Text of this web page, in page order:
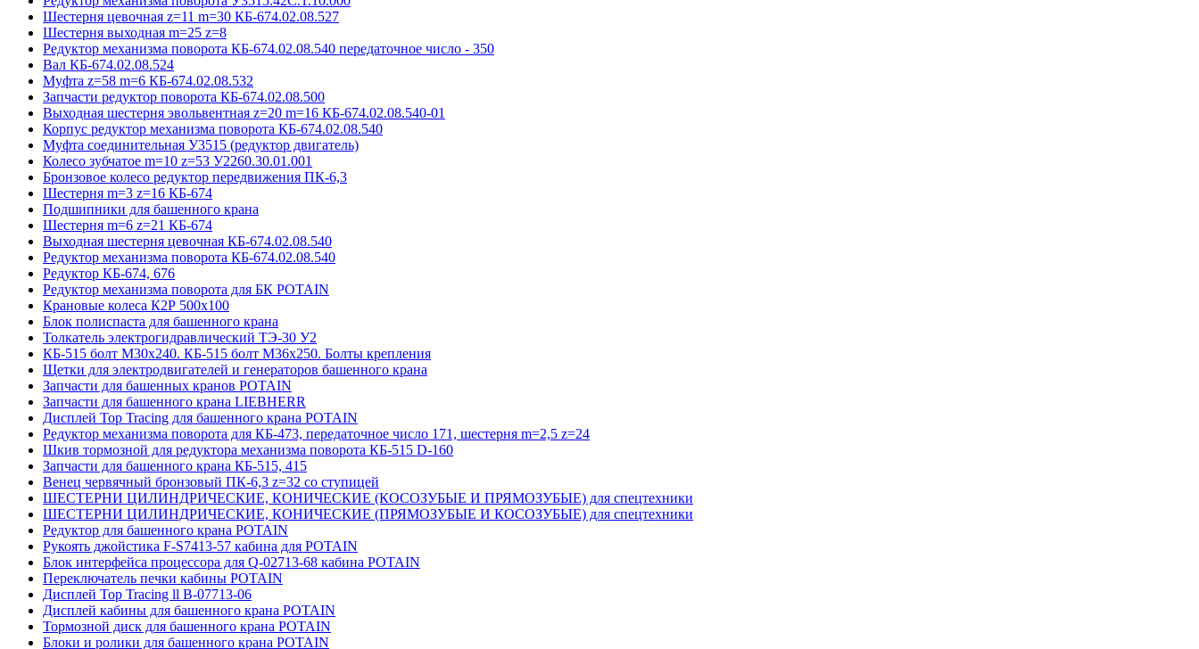
Шестерня цевочная z=11 m=30 КБ-674.02.08.527
Шестерня выходная m=25 z=8
Редуктор механизма поворота КБ-674.02.08.540 передаточное число - 350
Вал КБ-674.02.08.524
Муфта z=58 m=6 КБ-674.02.08.532
Запчасти редуктор поворота КБ-674.02.08.500
Выходная шестерня эвольвентная z=20 m=16 КБ-674.02.08.540-01
Корпус редуктор механизма поворота КБ-674.02.08.540
Муфта соединительная У3515 (редуктор двигатель)
Колесо зубчатое m=10 z=53 У2260.30.01.001
Бронзовое колесо редуктор передвижения ПК-6,3
Шестерня m=3 z=16 КБ-674
Подшипники для башенного крана
Шестерня m=6 z=21 КБ-674
Выходная шестерня цевочная КБ-674.02.08.540
Редуктор механизма поворота КБ-674.02.08.540
Редуктор КБ-674, 676
Редуктор механизма поворота для БК POTAIN
Крановые колеса К2Р 500х100
Блок полиспаста для башенного крана
Толкатель электрогидравлический ТЭ-30 У2
КБ-515 болт М30х240. КБ-515 болт М36х250. Болты крепления
Щетки для электродвигателей и генераторов башенного крана
Запчасти для башенных кранов POTAIN
Запчасти для башенного крана LIEBHERR
Дисплей Top Tracing для башенного крана POTAIN
Редуктор механизма поворота для КБ-473, передаточное число 171, шестерня m=2,5 z=24
Шкив тормозной для редуктора механизма поворота КБ-515 D-160
Запчасти для башенного крана КБ-515, 415
Венец червячный бронзовый ПК-6,3 z=32 со ступицей
ШЕСТЕРНИ ЦИЛИНДРИЧЕСКИЕ, КОНИЧЕСКИЕ (КОСОЗУБЫЕ И ПРЯМОЗУБЫЕ) для спецтехники
ШЕСТЕРНИ ЦИЛИНДРИЧЕСКИЕ, КОНИЧЕСКИЕ (ПРЯМОЗУБЫЕ И КОСОЗУБЫЕ) для спецтехники
Редуктор для башенного крана POTAIN
Рукоять джойстика F-S7413-57 кабина для POTAIN
Блок интерфейса процессора для Q-02713-68 кабина POTAIN
Переключатель печки кабины POTAIN
Дисплей Top Tracing ll B-07713-06
Дисплей кабины для башенного крана POTAIN
Тормозной диск для башенного крана POTAIN
Блоки и ролики для башенного крана POTAIN